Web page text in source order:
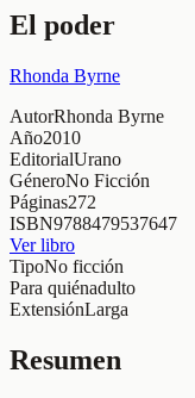
El poder
Rhonda Byrne
AutorRhonda Byrne
Año2010
EditorialUrano
GéneroNo Ficción
Páginas272
ISBN9788479537647
Ver libro
TipoNo ficción
Para quiénadulto
ExtensiónLarga
Resumen